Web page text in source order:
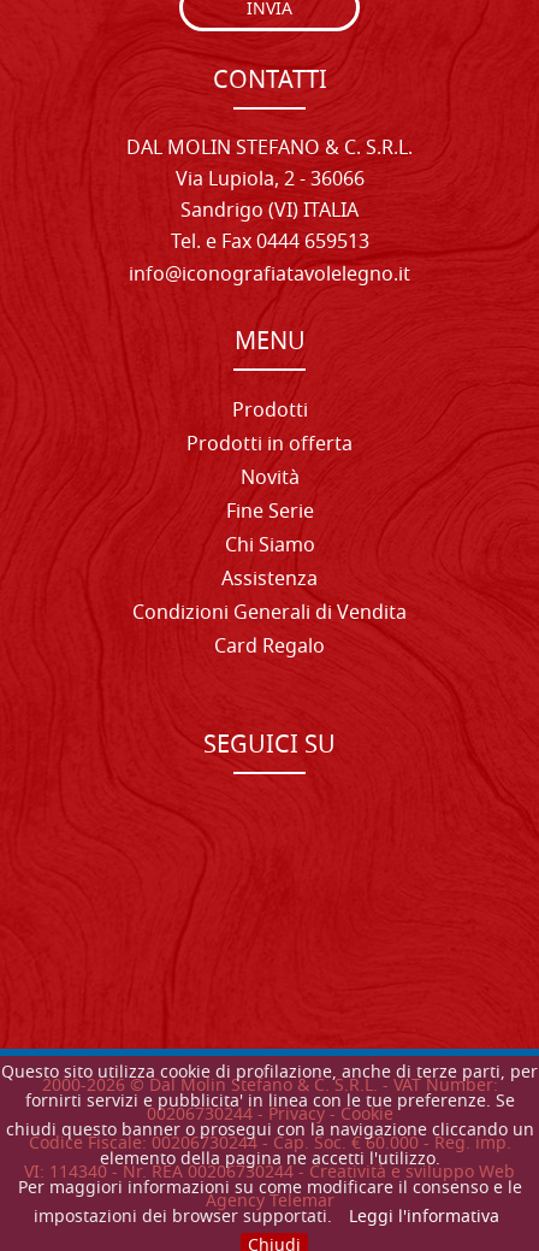
Questo sito utilizza cookie di profilazione, anche di terze parti, per
fornirti servizi e pubblicita' in linea con le tue preferenze. Se
chiudi questo banner o prosegui con la navigazione cliccando un
elemento della pagina ne accetti l'utilizzo.
Per maggiori informazioni su come modificare il consenso e le
impostazioni dei browser supportati.
Leggi l'informativa
INVIA
CONTATTI
DAL MOLIN STEFANO & C. S.R.L.
Via Lupiola, 2 - 36066
Sandrigo (VI) ITALIA
Tel. e Fax 0444 659513
info@iconografiatavolelegno.it
MENU
Prodotti
Prodotti in offerta
Novità
Fine Serie
Chi Siamo
Assistenza
Condizioni Generali di Vendita
Card Regalo
SEGUICI SU
2000-2026© Dal Molin Stefano & C. S.R.L. - VAT Number:
00206730244 - Privacy-Cookie
Codice Fiscale: 00206730244 - Cap. Soc. € 60.000 - Reg. imp.
VI: 114340 - Nr. REA 00206730244 - Creatività e sviluppo Web
Agency Telemar